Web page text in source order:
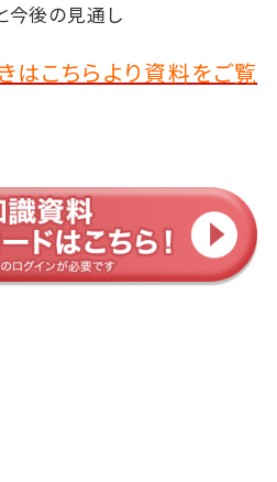
後の見通し
こちらより資料をご覧